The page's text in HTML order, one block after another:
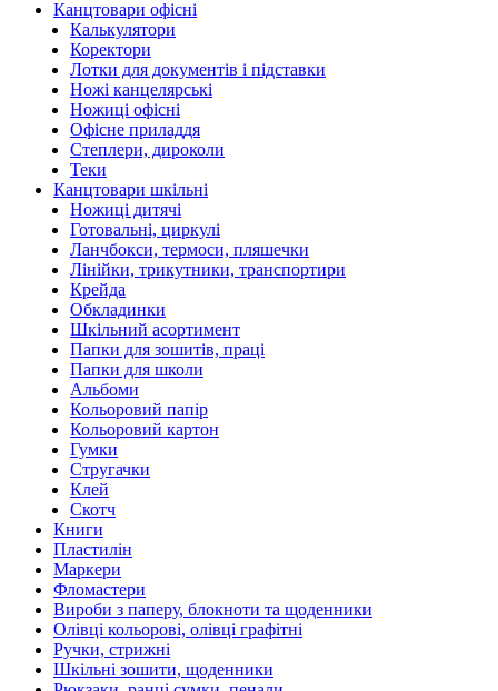
Канцтовари офісні
Калькулятори
Коректори
Лотки для документів і підставки
Ножі канцелярські
Ножиці офісні
Офісне приладдя
Степлери, дироколи
Теки
Канцтовари шкільні
Ножиці дитячі
Готовальні, циркулі
Ланчбокси, термоси, пляшечки
Лінійки, трикутники, транспортири
Крейда
Обкладинки
Шкільний асортимент
Папки для зошитів, праці
Папки для школи
Альбоми
Кольоровий папір
Кольоровий картон
Гумки
Стругачки
Клей
Скотч
Книги
Пластилін
Маркери
Фломастери
Вироби з паперу, блокноти та щоденники
Олівці кольорові, олівці графітні
Ручки, стрижні
Шкільні зошити, щоденники